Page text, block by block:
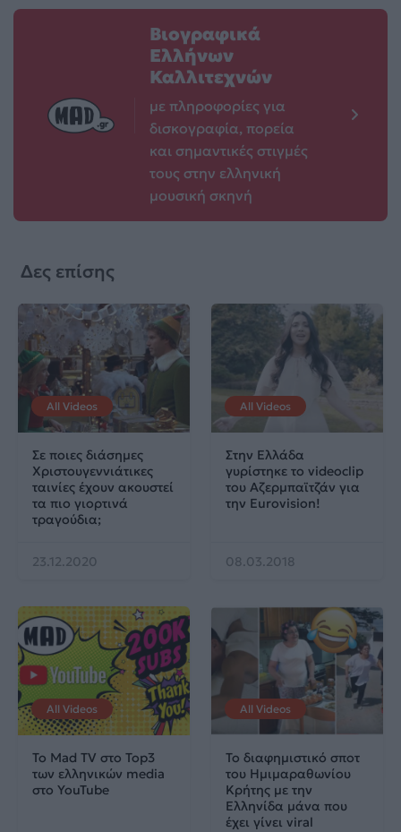
Βιογραφικά
Ελλήνων
Καλλιτεχνών
με πληροφορίες για
δισκογραφία, πορεία
και σημαντικές στιγμές
τους στην ελληνική
μουσική σκηνή
Δες επίσης
All Videos
Σε ποιες διάσημες
Χριστουγεννιάτικες
ταινίες έχουν ακουστεί
τα πιο γιορτινά
τραγούδια;
23.12.2020
All Videos
Στην Ελλάδα
γυρίστηκε το videoclip
του Αζερμπαϊτζάν για
την Eurovision!
08.03.2018
All Videos
Το Mad TV στο Top3
των ελληνικών media
στο YouTube
All Videos
Το διαφημιστικό σποτ
του Ημιμαραθωνίου
Κρήτης με την
Eλληνίδα μάνα που
έχει γίνει viral